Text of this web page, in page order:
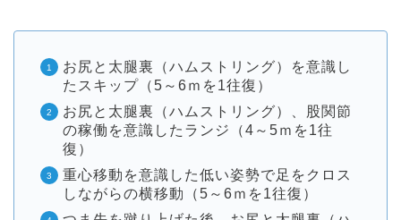
お尻と太腿裏（ハムストリング）を意識し
たスキップ（5～6ｍを1往復）
お尻と太腿裏（ハムストリング）、股関節
の稼働を意識したランジ（4～5ｍを1往
復）
重心移動を意識した低い姿勢で足をクロス
しながらの横移動（5～6ｍを1往復）